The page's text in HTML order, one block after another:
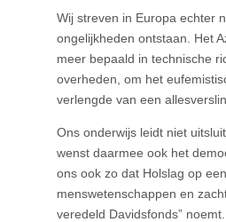
Wij streven in Europa echter
ongelijkheden ontstaan. Het
meer bepaald in technische
overheden, om het
verlengde van een
Ons onderwijs leidt niet
wenst daarmee ook het
ons ook zo dat Holslag op
menswetenschappen en
veredeld Davidsfonds”